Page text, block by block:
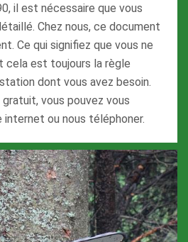
il est nécessaire que vous
Chez nous, ce document
Ce qui signifiez que vous ne
cela est toujours la règle
dont vous avez besoin.
vous pouvez vous
internet ou nous téléphoner.